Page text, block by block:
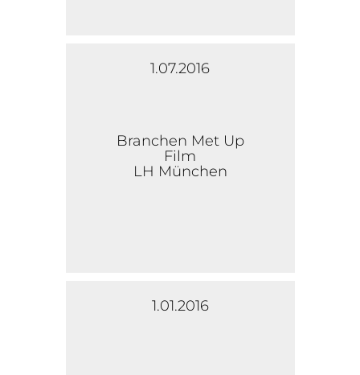
1.07.2016
Branchen Met Up
Film
LH München
1.01.2016